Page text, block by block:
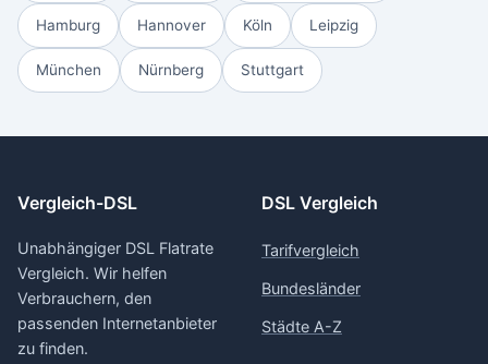
Hamburg Hannover Köln Leipzig
München Nürnberg Stuttgart
Vergleich-DSL
Unabhängiger DSL Flatrate
Vergleich. Wir helfen
Verbrauchern, den
passenden Internetanbieter
zu finden.
DSL Vergleich
Tarifvergleich
Bundesländer
Städte A-Z